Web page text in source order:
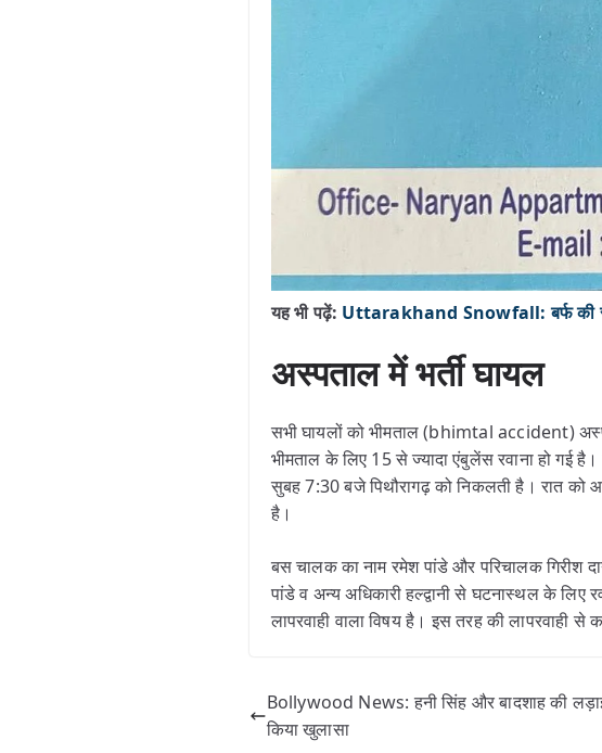
यह भी पढ़ें: Uttarakhand Snowfall: बर्फ की
अस्पताल में भर्ती घायल
सभी घायलों को भीमताल (bhimtal accident)
भीमताल के लिए 15 से ज्यादा एंबुलेंस रवाना हो गई
सुबह 7:30 बजे पिथौरागढ़ को निकलती है। रात को
है।
बस चालक का नाम रमेश पांडे और परिचालक गिरीश
पांडे व अन्य अधिकारी हल्द्वानी से घटनास्थल के
लापरवाही वाला विषय है। इस तरह की लापरवाही से
Bollywood News: हनी सिंह और बादशाह की
किया खुलासा